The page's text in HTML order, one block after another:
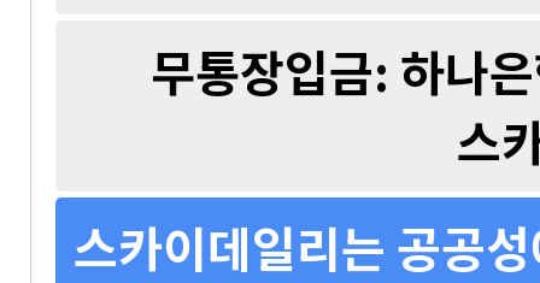
무통장입금: 하나
스
스카이데일리는 공공